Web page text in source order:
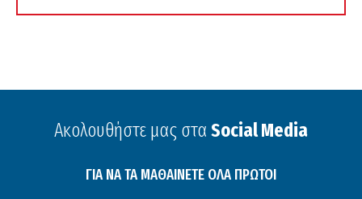
Ακολουθήστε μας στα Social Media
ΓΙΑ ΝΑ ΤΑ ΜΑΘΑΙΝΕΤΕ ΟΛΑ ΠΡΩΤΟΙ